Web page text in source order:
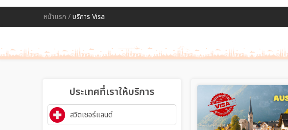
หน้าแรก /บริการ Visa
ประเทศที่เราให้บริการ
สวิตเซอร์แลนด์